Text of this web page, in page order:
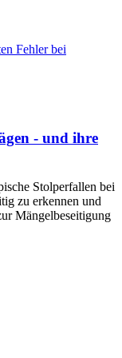
- und ihre
Stolperfallen bei
zu erkennen und
Mängelbeseitigung